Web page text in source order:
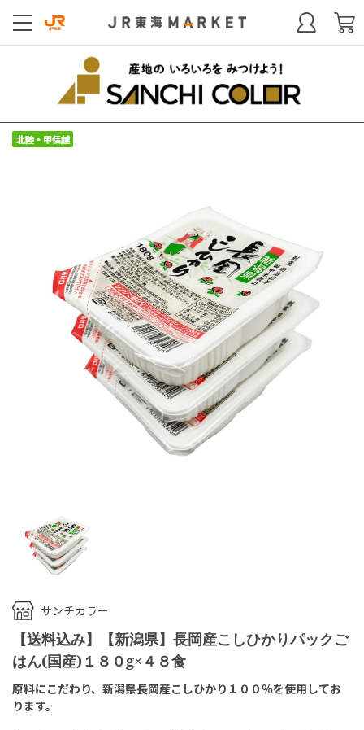
サンチカラー
【送料込み】【新潟県】長岡産こしひかりパックご
はん(国産)１８０g×４８食
原料にこだわり、新潟県長岡産こしひかり１００％を使用してお
ります。